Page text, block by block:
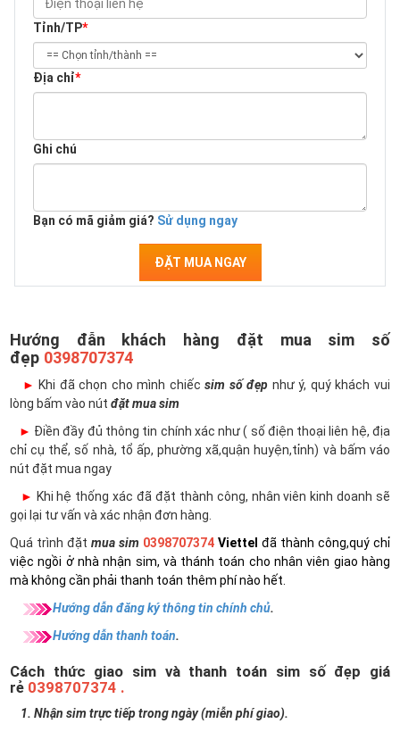
Tỉnh/TP*
Địa chỉ*
Ghi chú
Bạn có mã giảm giá? Sử dụng ngay
ĐẶT MUA NGAY
Hướng đẫn khách hàng đặt mua sim số
đẹp 0398707374
► Khi đã chọn cho mình chiếcsim số đẹp như ý, quý khách vui
lòng bấm vào nút đặt mua sim
► Điền đầy đủ thông tin chính xác như ( số điện thoại liên hệ, địa
chỉ cụ thể, số nhà, tổ ấp, phường xã,quận huyện,tỉnh) và bấm váo
nút đặt mua ngay
► Khi hệ thống xác đã đặt thành công, nhân viên kinh doanh sẽ
gọi lại tư vấn và xác nhận đơn hàng.
Quá trình đặt mua sim 0398707374 Viettel đã thành công,quý chỉ
việc ngồi ở nhà nhận sim, và thánh toán cho nhân viên giao hàng
mà không cần phải thanh toán thêm phí nào hết.
Hướng dẫn đăng ký thông tin chính chủ.
Hướng dẫn thanh toán.
Cách thức giao sim và thanh toán sim số đẹp giá
rẻ 0398707374 .
1. Nhận sim trực tiếp trong ngày (miễn phí giao).